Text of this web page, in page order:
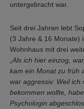
untergebracht war.
Seit drei Jahren lebt
(3 Jahre & 16 Monate)
Wohnhaus mit drei
„Als ich hier einzog,
kam ein Monat zu früh
war aggressiv. Weil
bekommen wollte,
Psychologin